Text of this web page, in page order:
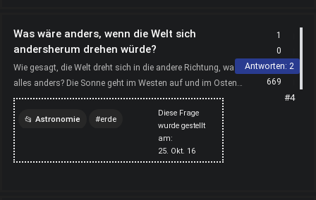
Was wäre anders, wenn die Welt sich
andersherum drehen würde?
Wie gesagt, die Welt dreht sich in die andere Richtung, was wäre
alles anders? Die Sonne geht im Westen auf und im Osten
unter..Amerika wäre das Land der aufgehenden Sonn...
Diese Frage
wurde gestellt
am:
25. Okt. 16
Astronomie erde
erdachse
1
0
Antworten: 2
669
#4